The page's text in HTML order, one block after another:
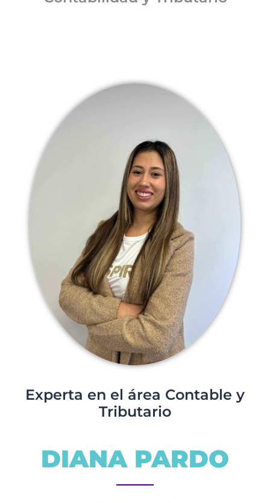
Experta en el área Contable y
Tributario
DIANA PARDO